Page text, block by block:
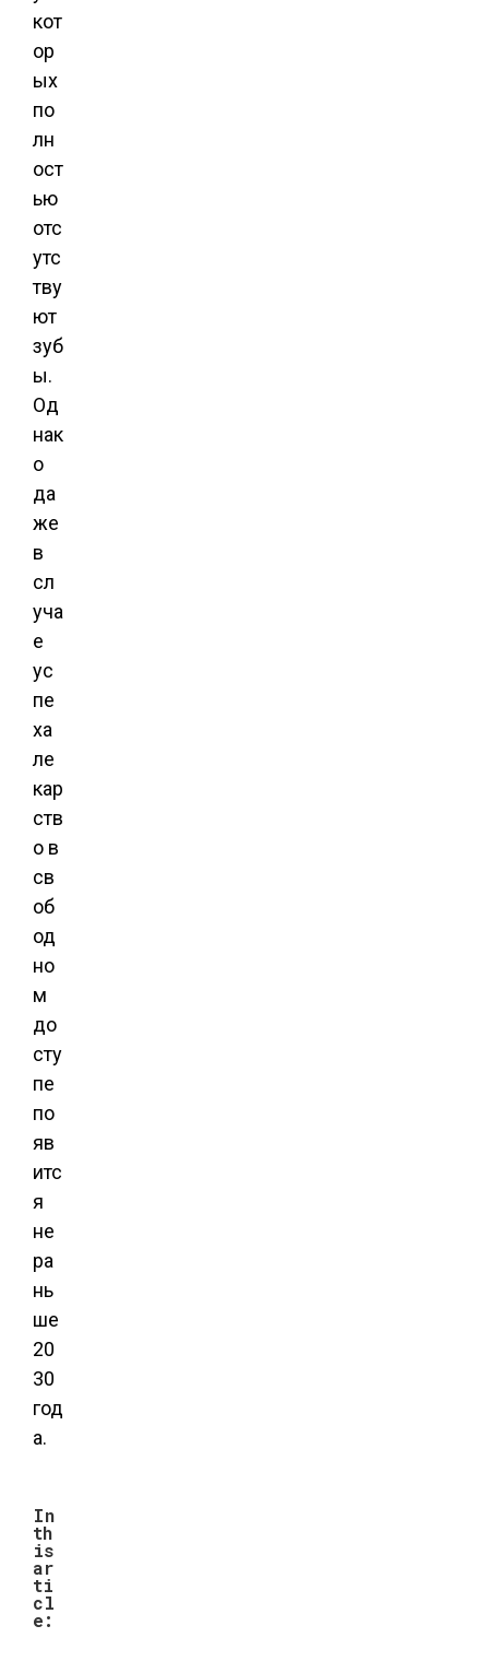
кот
ор
ых
по
лн
ост
ью
отс
утс
тву
ют
зуб
ы.
Од
нак
о
да
же
в
сл
уча
е
ус
пе
ха
ле
кар
ств
о в
св
об
од
но
м
до
сту
пе
по
яв
итс
я
не
ра
нь
ше
20
30
год
а.
In
th
is
ar
ti
cl
e: